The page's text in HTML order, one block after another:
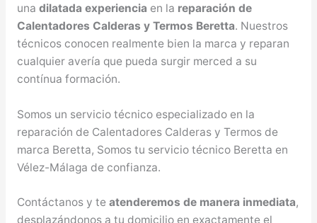
una dilatada experiencia en la reparación de
Calentadores Calderas y Termos Beretta. Nuestros
técnicos conocen realmente bien la marca y reparan
cualquier avería que pueda surgir merced a su
contínua formación.
Somos un servicio técnico especializado en la
reparación de Calentadores Calderas y Termos de
marca Beretta, Somos tu servicio técnico Beretta en
Vélez-Málaga de confianza.
Contáctanos y te atenderemos de manera inmediata,
desplazándonos a tu domicilio en exactamente el